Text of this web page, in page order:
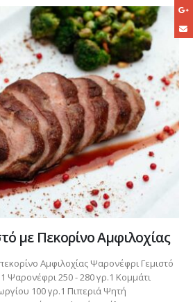
με Πεκορίνο Αμφιλοχίας
Αμφιλοχίας Ψαρονέφρι Γεμιστό
Ψαρονέφρι 250 - 280 γρ.1 Κομμάτι
100 γρ.1 Πιπεριά Ψητή